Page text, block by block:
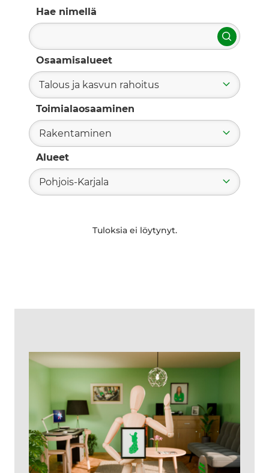
Hae nimellä
Hae
Osaamisalueet
Talous ja kasvun rahoitus
Toimialaosaaminen
Rakentaminen
Alueet
Pohjois-Karjala
Tuloksia ei löytynyt.